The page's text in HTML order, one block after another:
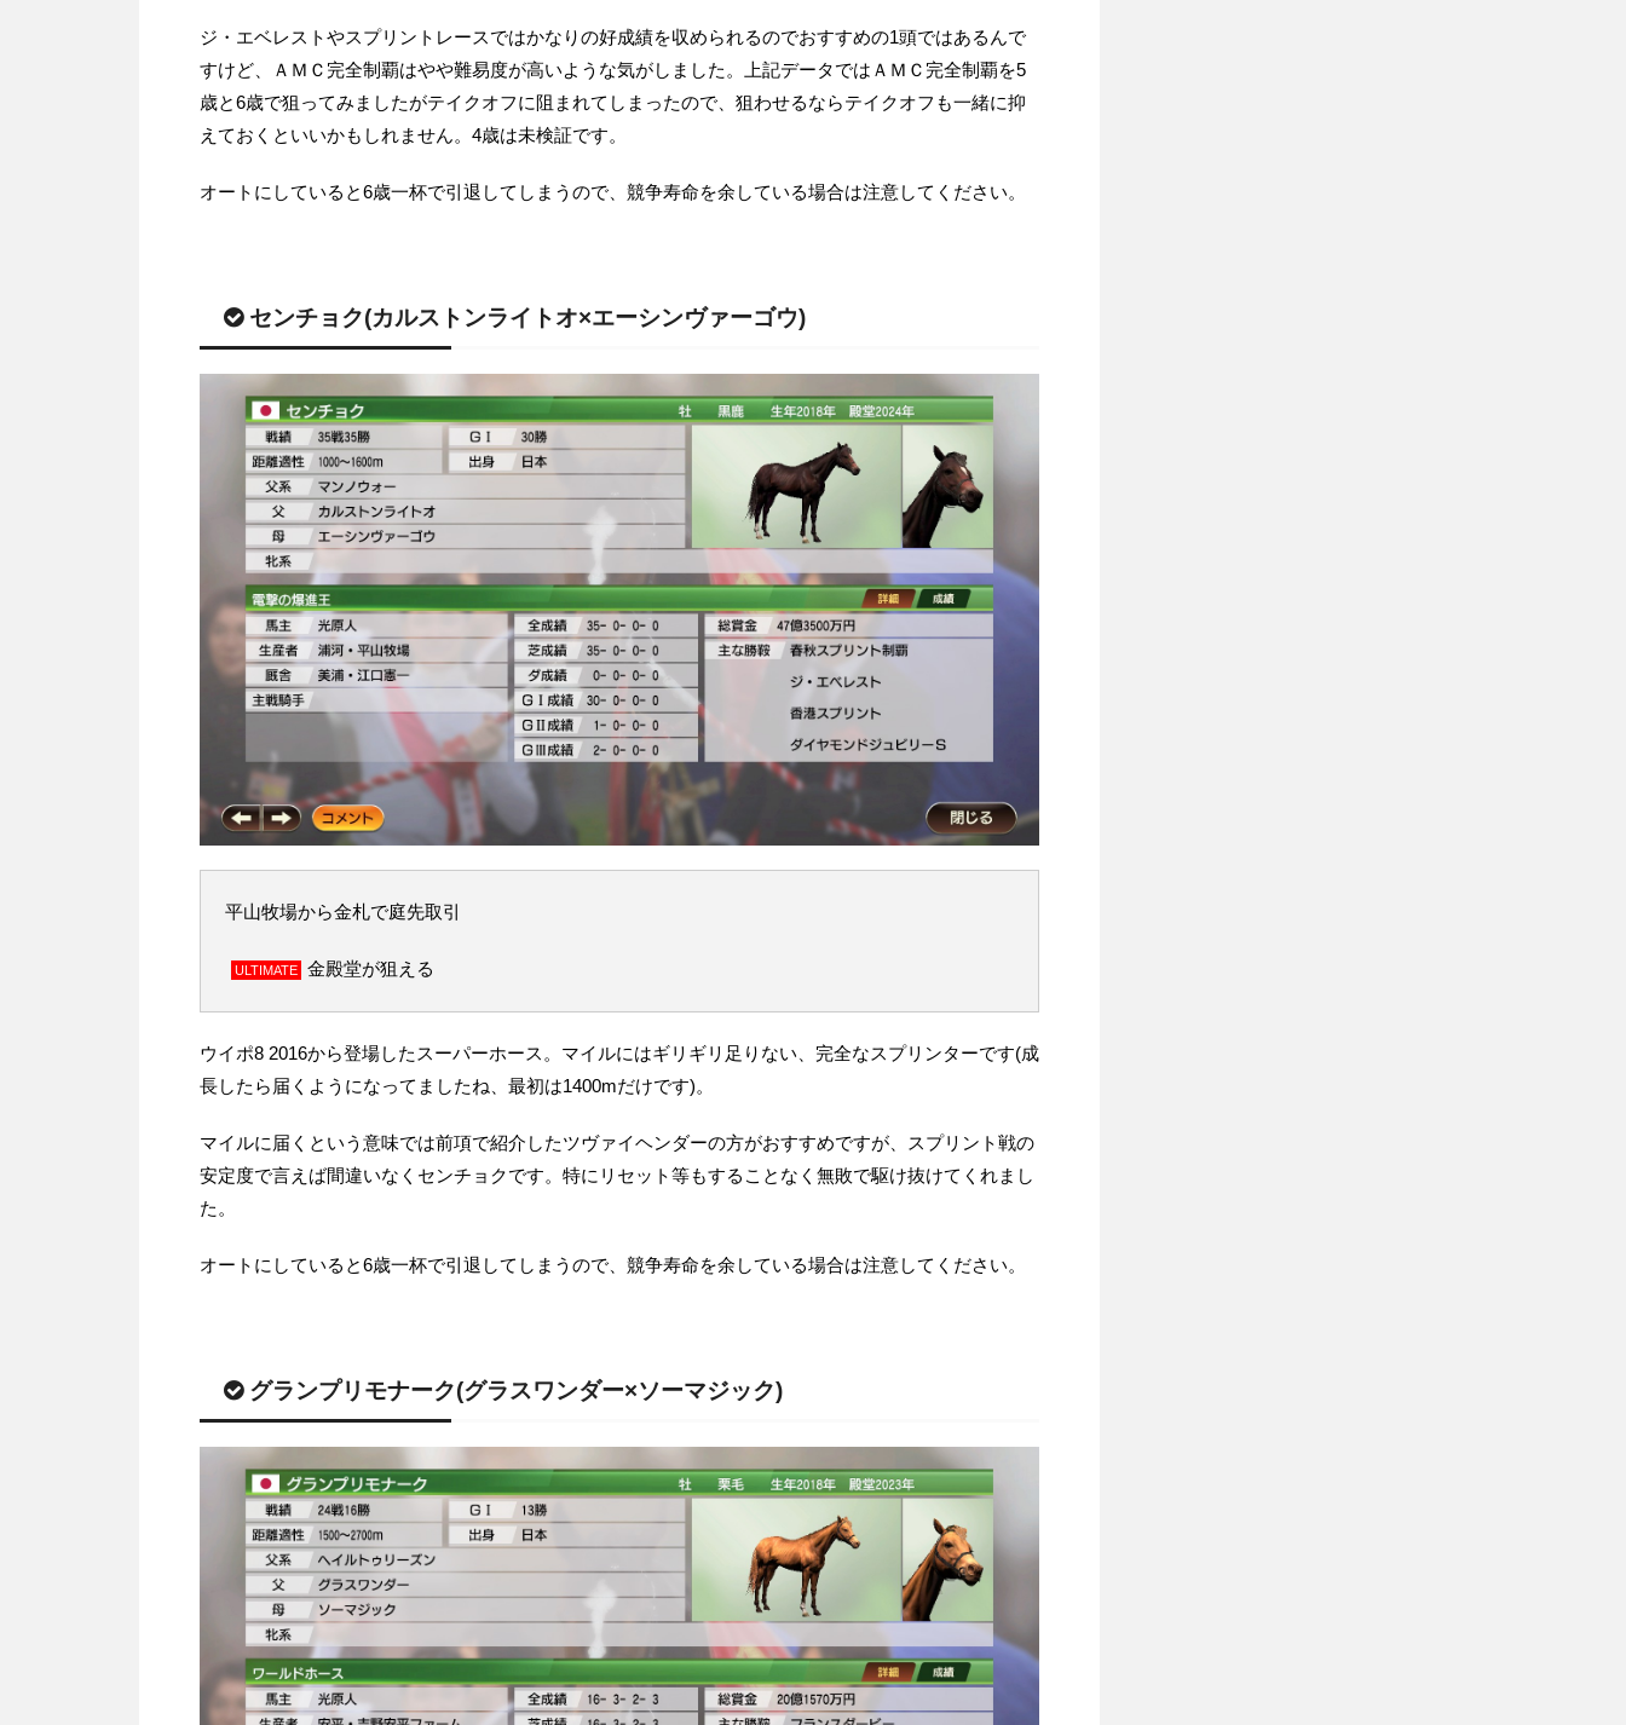
ジ・エベレストやスプリントレースではかなりの好成績を収められるのでおすすめの1頭ではあるんで
すけど、ＡＭＣ完全制覇はやや難易度が高いような気がしました。上記データではＡＭＣ完全制覇を5
歳と6歳で狙ってみましたがテイクオフに阻まれてしまったので、狙わせるならテイクオフも一緒に抑
えておくといいかもしれません。4歳は未検証です。
オートにしていると6歳一杯で引退してしまうので、競争寿命を余している場合は注意してください。
センチョク(カルストンライトオ×エーシンヴァーゴウ)
平山牧場から金札で庭先取引
ULTIMATE 金殿堂が狙える
ウイポ8 2016から登場したスーパーホース。マイルにはギリギリ足りない、完全なスプリンターです(成
長したら届くようになってましたね、最初は1400mだけです)。
マイルに届くという意味では前項で紹介したツヴァイヘンダーの方がおすすめですが、スプリント戦の
安定度で言えば間違いなくセンチョクです。特にリセット等もすることなく無敗で駆け抜けてくれまし
た。
オートにしていると6歳一杯で引退してしまうので、競争寿命を余している場合は注意してください。
グランプリモナーク(グラスワンダー×ソーマジック)